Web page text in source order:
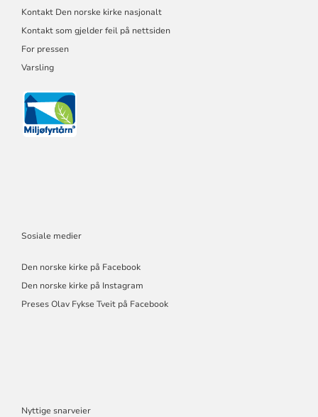
Kontakt Den norske kirke nasjonalt
Kontakt som gjelder feil på nettsiden
For pressen
Varsling
Sosiale medier
Den norske kirke på Facebook
Den norske kirke på Instagram
Preses Olav Fykse Tveit på Facebook
Nyttige snarveier